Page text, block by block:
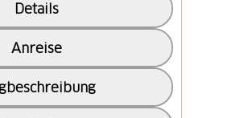
Details
Anreise